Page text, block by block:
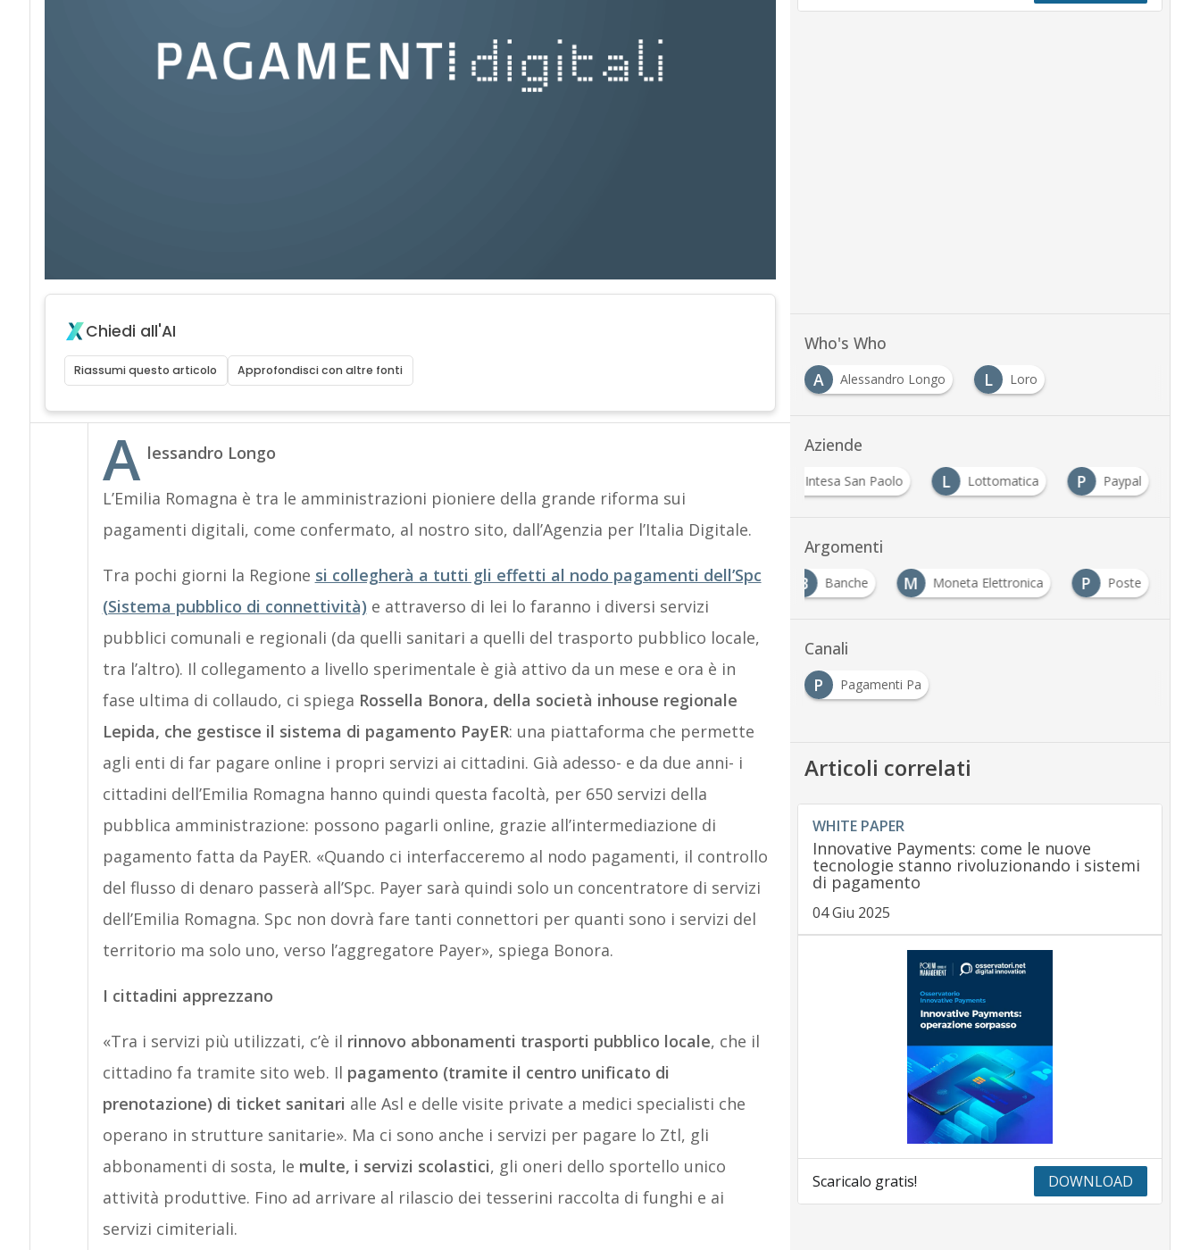
Chiedi all'AI
Riassumi questo articolo Approfondisci con altre fonti
A lessandro Longo
L’Emilia Romagna è tra le amministrazioni pioniere della grande riforma sui
pagamenti digitali, come confermato, al nostro sito, dall’Agenzia per l’Italia Digitale.
Tra pochi giorni la Regione si collegherà a tutti gli effetti al nodo pagamenti dell’Spc
(Sistema pubblico di connettività) e attraverso di lei lo faranno i diversi servizi
pubblici comunali e regionali (da quelli sanitari a quelli del trasporto pubblico locale,
tra l’altro). Il collegamento a livello sperimentale è già attivo da un mese e ora è in
fase ultima di collaudo, ci spiega Rossella Bonora, della società inhouse regionale
Lepida, che gestisce il sistema di pagamento PayER: una piattaforma che permette
agli enti di far pagare online i propri servizi ai cittadini. Già adesso- e da due anni- i
cittadini dell’Emilia Romagna hanno quindi questa facoltà, per 650 servizi della
pubblica amministrazione: possono pagarli online, grazie all’intermediazione di
pagamento fatta da PayER. «Quando ci interfacceremo al nodo pagamenti, il controllo
del flusso di denaro passerà all’Spc. Payer sarà quindi solo un concentratore di servizi
dell’Emilia Romagna. Spc non dovrà fare tanti connettori per quanti sono i servizi del
territorio ma solo uno, verso l’aggregatore Payer», spiega Bonora.
I cittadini apprezzano
«Tra i servizi più utilizzati, c’è il rinnovo abbonamenti trasporti pubblico locale, che il
cittadino fa tramite sito web. Il pagamento (tramite il centro unificato di
prenotazione) di ticket sanitari alle Asl e delle visite private a medici specialisti che
operano in strutture sanitarie». Ma ci sono anche i servizi per pagare lo Ztl, gli
abbonamenti di sosta, le multe, i servizi scolastici, gli oneri dello sportello unico
attività produttive. Fino ad arrivare al rilascio dei tesserini raccolta di funghi e ai
servizi cimiteriali.
Who's Who
A
Alessandro Longo L Loro
Aziende
Intesa San Paolo L Lottomatica P Paypal
Argomenti
B
Banche M Moneta Elettronica P Poste
Canali
P
Pagamenti Pa
Articoli correlati
WHITE PAPER
Innovative Payments: come le nuove
tecnologie stanno rivoluzionando i sistemi
di pagamento
04 Giu 2025
Scaricalo gratis! DOWNLOAD